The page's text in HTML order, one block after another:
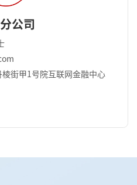
公司
街甲1号院互联网金融中心